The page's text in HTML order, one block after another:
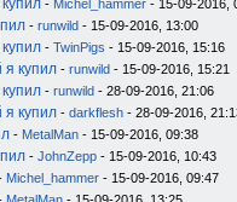
- Michel_hammer - 15-09-2016,
- runwild - 15-09-2016, 13:00
- TwinPigs - 15-09-2016, 15:16
я купил - runwild - 15-09-2016, 15:21
- runwild - 28-09-2016, 21:06
я купил - darkflesh - 28-09-2016,
- MetalMan - 15-09-2016, 09:38
- JohnZepp - 15-09-2016, 10:43
Michel_hammer - 15-09-2016, 09:47